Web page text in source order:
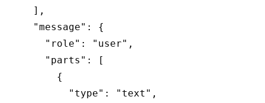
    ],
    "message": {
      "role": "user",
      "parts": [
        {
          "type": "text",